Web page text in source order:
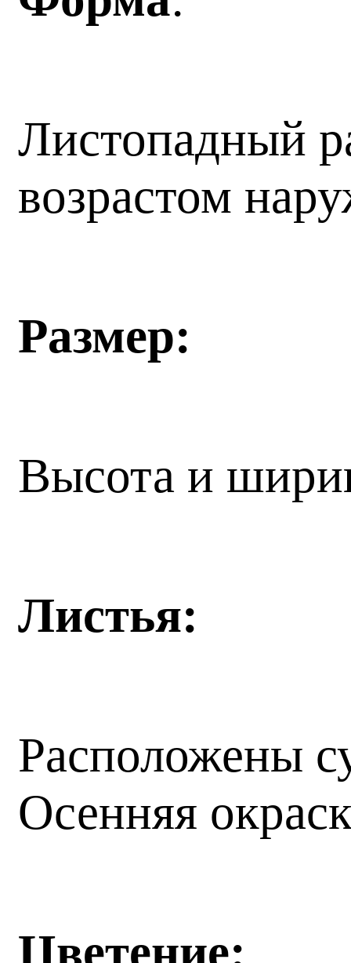
Листопадный
возрастом
Размер:
Высота и
Листья:
Расположены
Осенняя
Цветение: